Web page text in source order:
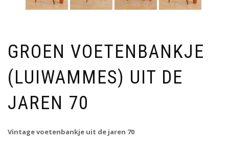
GROEN VOETENBANKJE
(LUIWAMMES) UIT DE
JAREN 70
Vintage voetenbankje uit de jaren 70